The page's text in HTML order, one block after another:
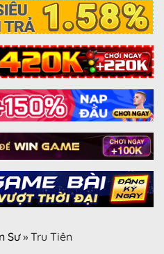
Sư» Tru Tiên